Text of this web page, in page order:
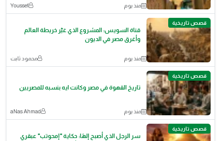
منذ يوم Youssef
قصص تاريخية
قناة السويس: المشروع الذي غيّر خريطة العالم
وأغرق مصر في الديون
منذ يوم محمود ثابت
قصص تاريخية
تاريخ القهوة في مصر وكانت ايه بنسبه للمصريين
منذ يوم aNas Ahmad
قصص تاريخية
سر الرجل الذي أصبح إلهًا: حكاية "إمحوتب" عبقري